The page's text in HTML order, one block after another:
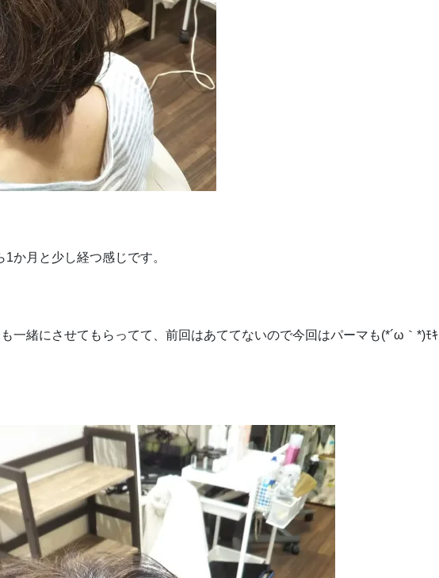
か月と少し経つ感じです。
一緒にさせてもらってて、前回はあててないので今回はパーマも(*´ω｀*)ﾓｷ